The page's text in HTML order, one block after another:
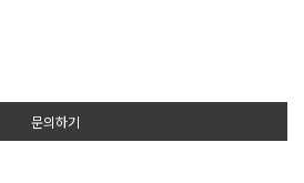
문의하기